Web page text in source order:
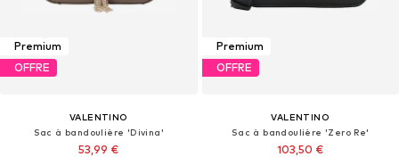
Premium
OFFRE
VALENTINO
Sac à bandoulière 'Divina'
53,99 €
Premium
OFFRE
VALENTINO
Sac à bandoulière 'Zero Re'
103,50 €